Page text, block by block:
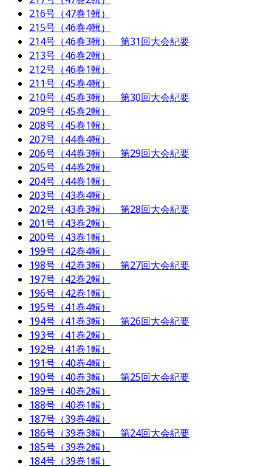
216号（47巻1輯）
215号（46巻4輯）
214号（46巻3輯） 第31回大会紀要
213号（46巻2輯）
212号（46巻1輯）
211号（45巻4輯）
210号（45巻3輯） 第30回大会紀要
209号（45巻2輯）
208号（45巻1輯）
207号（44巻4輯）
206号（44巻3輯） 第29回大会紀要
205号（44巻2輯）
204号（44巻1輯）
203号（43巻4輯）
202号（43巻3輯） 第28回大会紀要
201号（43巻2輯）
200号（43巻1輯）
199号（42巻4輯）
198号（42巻3輯） 第27回大会紀要
197号（42巻2輯）
196号（42巻1輯）
195号（41巻4輯）
194号（41巻3輯） 第26回大会紀要
193号（41巻2輯）
192号（41巻1輯）
191号（40巻4輯）
190号（40巻3輯） 第25回大会紀要
189号（40巻2輯）
188号（40巻1輯）
187号（39巻4輯）
186号（39巻3輯） 第24回大会紀要
185号（39巻2輯）
184号（39巻1輯）